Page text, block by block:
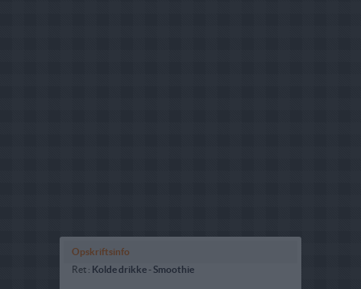
Opskriftsinfo
Ret : Kolde drikke - Smoothie